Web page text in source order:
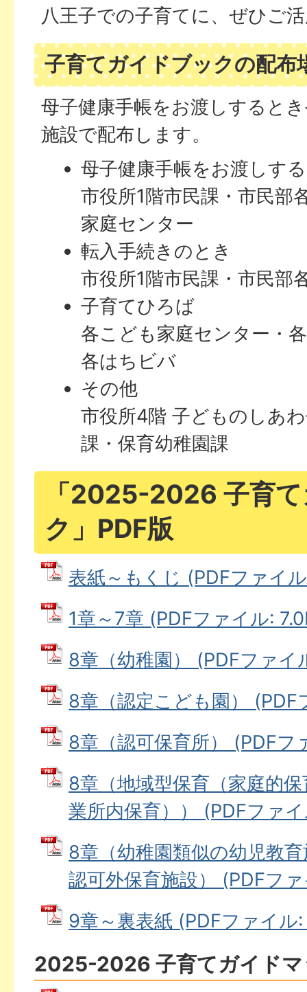
八王子での子育てに、ぜひご
子育てガイドブックの配布
母子健康手帳をお渡しすると
施設で配布します。
母子健康手帳をお渡しす
市役所1階市民課・市民部
家庭センター
転入手続きのとき
市役所1階市民課・市民部
子育てひろば
各こども家庭センター・
各はちビバ
その他
市役所4階 子どものしあ
課・保育幼稚園課
「2025-2026 子育
ク」PDF版
表紙～もくじ (PDFファイ
1章～7章 (PDFファイル:
8章（幼稚園） (PDFファイ
8章（認定こども園）
8章（認可保育所） (PDFフ
8章（地域型保育（家庭的
業所内保育）） (PDFファ
8章（幼稚園類似の幼児教
認可外保育施設） (PDFフ
9章～裏表紙 (PDFファイル
2025-2026 子育てガイドマ